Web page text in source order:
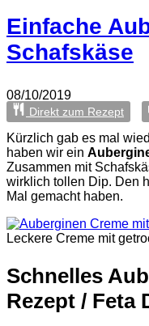
Einfache
Schafskäse
08/10/2019
Direkt zum Rezept
Kürzlich gab es mal
haben wir ein
Zusammen mit
wirklich tollen Dip. Den
Mal gemacht haben.
Leckere Creme mit
Schnelles
Rezept / Feta